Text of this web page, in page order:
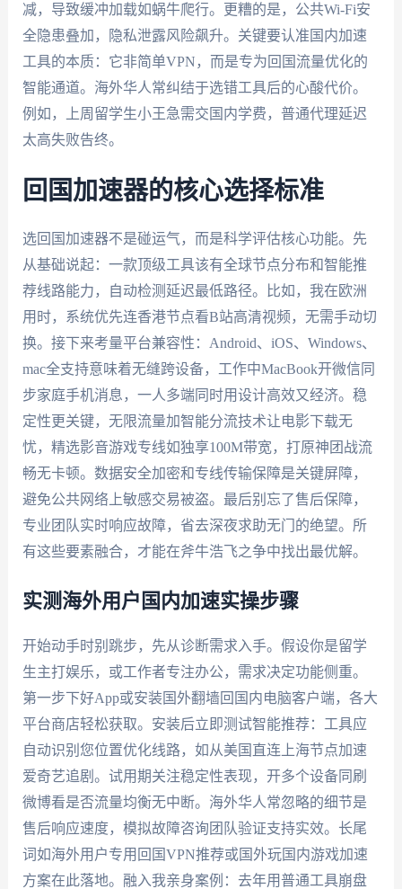
减，导致缓冲加载如蜗牛爬行。更糟的是，公共Wi-Fi安
全隐患叠加，隐私泄露风险飙升。关键要认准国内加速
工具的本质：它非简单VPN，而是专为回国流量优化的
智能通道。海外华人常纠结于选错工具后的心酸代价。
例如，上周留学生小王急需交国内学费，普通代理延迟
太高失败告终。
回国加速器的核心选择标准
选回国加速器不是碰运气，而是科学评估核心功能。先
从基础说起：一款顶级工具该有全球节点分布和智能推
荐线路能力，自动检测延迟最低路径。比如，我在欧洲
用时，系统优先连香港节点看B站高清视频，无需手动切
换。接下来考量平台兼容性：Android、iOS、Windows、
mac全支持意味着无缝跨设备，工作中MacBook开微信同
步家庭手机消息，一人多端同时用设计高效又经济。稳
定性更关键，无限流量加智能分流技术让电影下载无
忧，精选影音游戏专线如独享100M带宽，打原神团战流
畅无卡顿。数据安全加密和专线传输保障是关键屏障，
避免公共网络上敏感交易被盗。最后别忘了售后保障，
专业团队实时响应故障，省去深夜求助无门的绝望。所
有这些要素融合，才能在斧牛浩飞之争中找出最优解。
实测海外用户国内加速实操步骤
开始动手时别跳步，先从诊断需求入手。假设你是留学
生主打娱乐，或工作者专注办公，需求决定功能侧重。
第一步下好App或安装国外翻墙回国内电脑客户端，各大
平台商店轻松获取。安装后立即测试智能推荐：工具应
自动识别您位置优化线路，如从美国直连上海节点加速
爱奇艺追剧。试用期关注稳定性表现，开多个设备同刷
微博看是否流量均衡无中断。海外华人常忽略的细节是
售后响应速度，模拟故障咨询团队验证支持实效。长尾
词如海外用户专用回国VPN推荐或国外玩国内游戏加速
方案在此落地。融入我亲身案例：去年用普通工具崩盘